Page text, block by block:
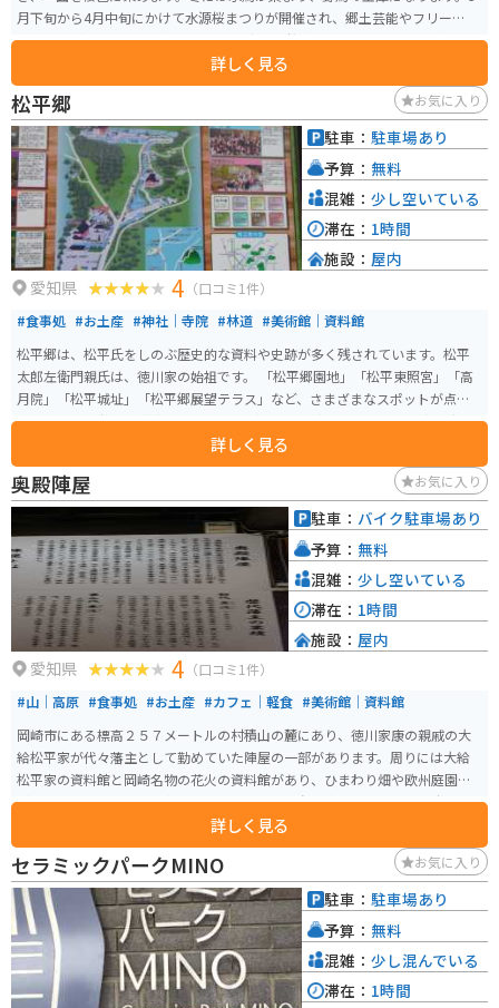
月下旬から4月中旬にかけて水源桜まつりが開催され、郷土芸能やフリーマー
ケットなどのイベントが行われます。 夜には桜がライトアップされ幻想的な
雰囲気を楽しめます。また公園前には豊田安城自転車道路があり、片道約20k
mのサイクリングが楽しめます。豊田アローズブリッジも見えますので、景色
も最高です。芝生エリアがとても広いので、休憩には最適です。
詳しく見る
松平郷 お気に入り
愛知県 4 （口コミ1件）
#食事処 #お土産 #神社｜寺院 #林道 #美術館｜資料館
松平郷は、松平氏をしのぶ歴史的な資料や史跡が多く残されています。松平
太郎左衛門親氏は、徳川家の始祖です。 「松平郷園地」「松平東照宮」「高
月院」「松平城址」「松平郷展望テラス」など、さまざまなスポットが点在
しています。 松平東照宮はドラマの「どうする家康」の主人公の家康が生ま
れるときに使ったという井戸があり、隠れた観光スポットになっています。
また、あじさいなどの植物も咲いており、小さな小川もあります。 敷地内は2
ヘクタールと広いですが、急な坂道があまりないので、無理なく散策するこ
とができます。
詳しく見る
駐車： 駐車場あり
予算： 無料
混雑： 少し空いている
滞在： 1時間
施設： 屋内
奥殿陣屋 お気に入り
愛知県 4 （口コミ1件）
#山｜高原 #食事処 #お土産 #カフェ｜軽食 #美術館｜資料館
岡崎市にある標高２５７メートルの村積山の麓にあり、徳川家康の親戚の大
給松平家が代々藩主として勤めていた陣屋の一部があります。周りには大給
松平家の資料館と岡崎名物の花火の資料館があり、ひまわり畑や欧州庭園な
どもあります。バイクは中まで入れませんが、自転車とともに専用の駐車場
詳しく見る
駐車： バイク駐車場あり
予算： 無料
混雑： 少し空いている
滞在： 1時間
施設： 屋内
セラミックパークMINO お気に入り
駐車： 駐車場あり
予算： 無料
混雑： 少し混んでいる
滞在： 1時間